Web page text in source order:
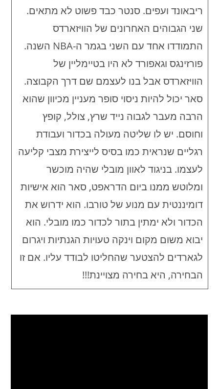
ריבאונד ועפים. סנטר כבד פשוט לא מתאים.
שני הגבוהים האחרונים של הוויזארדס
התמודדו אחד עם השני בגמר ה-NBA השנה.
פורזינגס וגאפורד לא היו בטיימליין של
הוויזארדס אבל בנו לעצמם שם דרך הקבוצה.
סאר יכול להיות ניסוי סופר מעניין מכיוון שהוא
הרבה מעבר לגבוה נייד שרץ, צולל, קופץ
וחוסם. יש לו שליטה מעולה בכדור ועבודת
רגליים שנראית כמו בסיס לייצירת מצבי קליעה
לעצמו. בניגוד לאוון מובלי שהיה מוכשר
ומלוטש ממנו ביום הדראפט, סאר הוא אישיות
דומיננטית עם מנוע של טורבו. הוא ידרוש את
הכדור ולא ימתין בתור לכדור כמו מובלי. הוא
יבוא משום מקום וינקה טעויות הגנתיות ויגרום
לגארדים להצטער שהחליטו לבודד עליו. אם זו
הבחירה, היא בחירה מצויינת!!!